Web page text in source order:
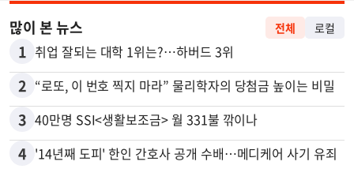
많이 본 뉴스 전체 로컬
1 취업 잘되는 대학 1위는?…하버드 3위
2 “로또, 이 번호 찍지 마라” 물리학자의 당첨금 높이는 비밀
3 40만명 SSI<생활보조금> 월 331불 깎이나
4 '14년째 도피' 한인 간호사 공개 수배…메디케어 사기 유죄